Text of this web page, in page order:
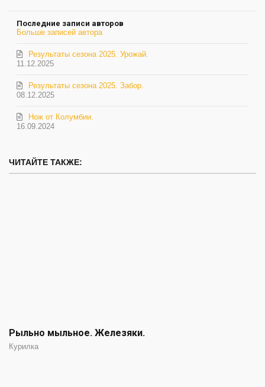
Последние записи авторов
Больше записей автора
11.12.2025
Результаты сезона 2025. Урожай.
08.12.2025
Результаты сезона 2025. Забор.
16.09.2024
Нож от Колумбии.
ЧИТАЙТЕ ТАКЖЕ:
Рыльно мыльное. Железяки.
Курилка